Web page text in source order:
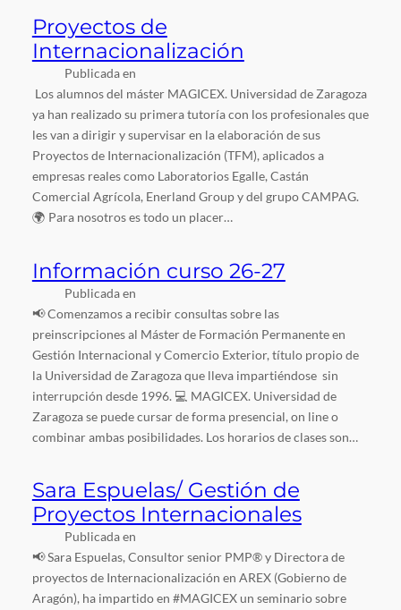
Proyectos de
Internacionalización
Publicada en
Los alumnos del máster MAGICEX. Universidad de Zaragoza
ya han realizado su primera tutoría con los profesionales que
les van a dirigir y supervisar en la elaboración de sus
Proyectos de Internacionalización (TFM), aplicados a
empresas reales como Laboratorios Egalle, Castán
Comercial Agrícola, Enerland Group y del grupo CAMPAG.
🌍 Para nosotros es todo un placer…
Información curso 26-27
Publicada en
📢 Comenzamos a recibir consultas sobre las
preinscripciones al Máster de Formación Permanente en
Gestión Internacional y Comercio Exterior, título propio de
la Universidad de Zaragoza que lleva impartiéndose sin
interrupción desde 1996. 💻 MAGICEX. Universidad de
Zaragoza se puede cursar de forma presencial, on line o
combinar ambas posibilidades. Los horarios de clases son…
Sara Espuelas/ Gestión de
Proyectos Internacionales
Publicada en
📢 Sara Espuelas, Consultor senior PMP® y Directora de
proyectos de Internacionalización en AREX (Gobierno de
Aragón), ha impartido en #MAGICEX un seminario sobre